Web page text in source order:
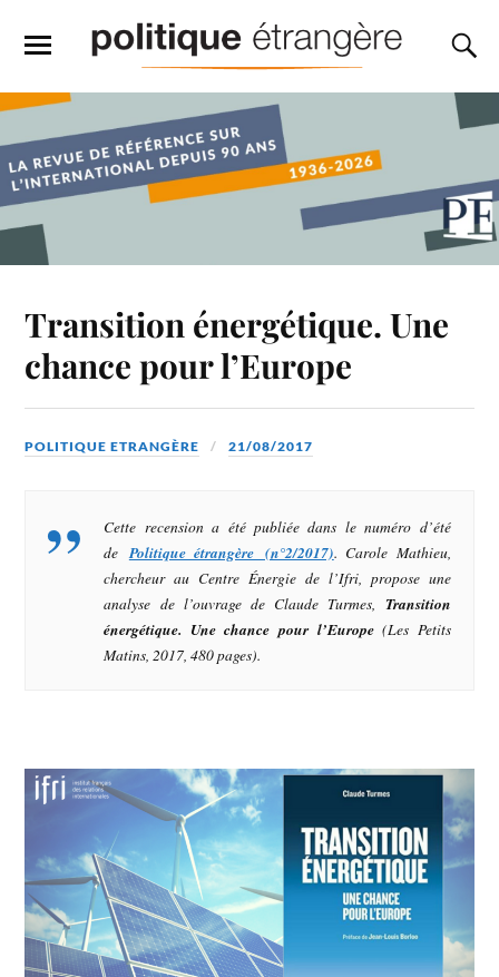
Transition énergétique. Une
chance pour l’Europe
POLITIQUE ETRANGÈRE 21/08/2017
Cette recension a été publiée dans le numéro d’été
dePolitique étrangère (n°2/2017). Carole Mathieu,
chercheur au Centre Énergie de l’Ifri, propose une
analyse de l’ouvrage de Claude Turmes, Transition
énergétique. Une chance pour l’Europe(Les Petits
Matins, 2017, 480 pages).